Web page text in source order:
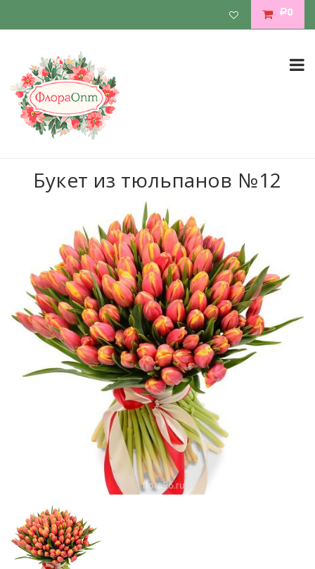
Р0
Букет из тюльпанов №12